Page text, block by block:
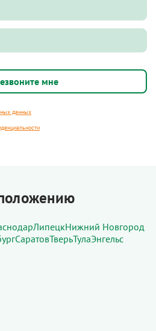
данных
ЛипецкНижний Новгород
СаратовТверьТулаЭнгельс